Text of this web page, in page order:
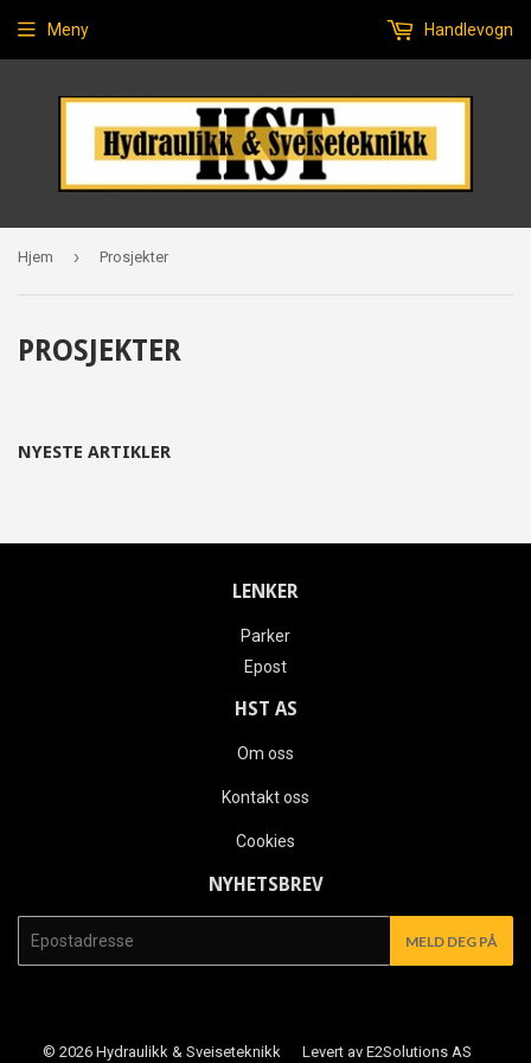
Meny Handlevogn
Hjem › Prosjekter
PROSJEKTER
NYESTE ARTIKLER
LENKER
Parker
Epost
HST AS
Om oss
Kontakt oss
Cookies
NYHETSBREV
mail
MELD DEG PÅ
© 2026 Hydraulikk & Sveiseteknikk Levert av E2Solutions AS